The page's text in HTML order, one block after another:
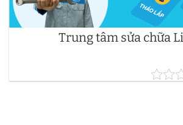
Trung tâm sửa chữa